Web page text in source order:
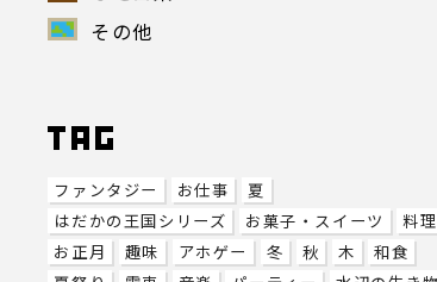
その他
ファンタジー お仕事
夏
はだかの王国シリーズ
お菓子・スイーツ
料理
お正月
趣味 アホゲー 冬 秋 木
和食